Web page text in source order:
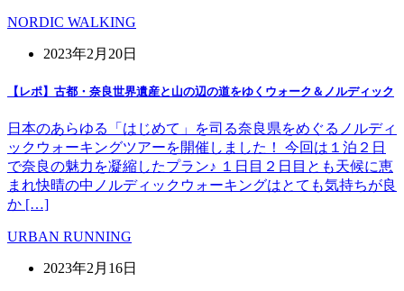
NORDIC WALKING
2023年2月20日
【レポ】古都・奈良世界遺産と山の辺の道をゆくウォーク＆ノルディック
日本のあらゆる「はじめて」を司る奈良県をめぐるノルディ
ックウォーキングツアーを開催しました！ 今回は１泊２日
で奈良の魅力を凝縮したプラン♪ １日目２日目とも天候に恵
まれ快晴の中ノルディックウォーキングはとても気持ちが良
か […]
URBAN RUNNING
2023年2月16日